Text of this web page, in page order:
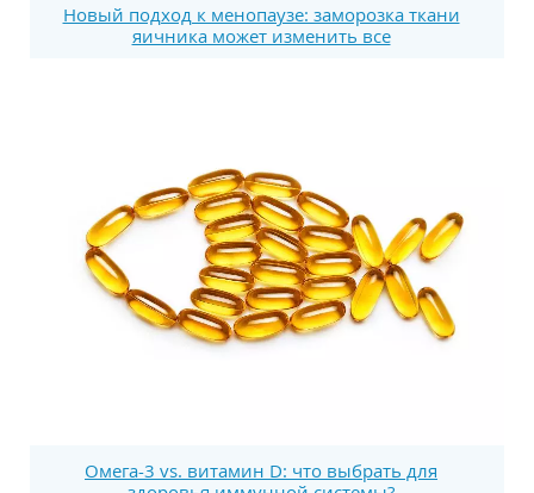
Новый подход к менопаузе: заморозка ткани
яичника может изменить все
Омега-3 vs. витамин D: что выбрать для